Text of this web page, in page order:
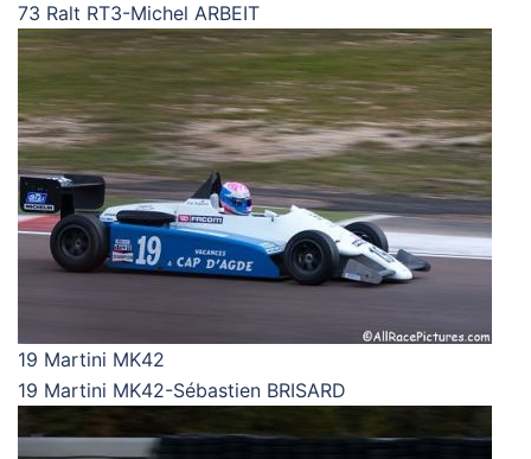
73 Ralt RT3-Michel ARBEIT
19 Martini MK42
19 Martini MK42-Sébastien BRISARD